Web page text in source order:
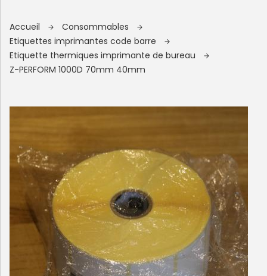
Accueil
Consommables
Etiquettes imprimantes code barre
Etiquette thermiques imprimante de bureau
Z-PERFORM 1000D 70mm 40mm